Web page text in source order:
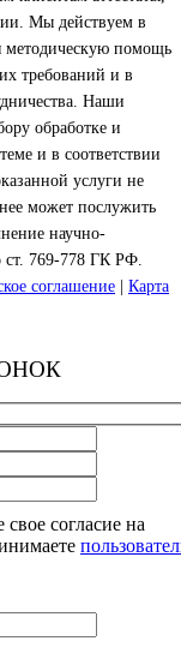
Мы действуем в
методическую помощь
требований и в
Наши
обработке и
и в соответствии
услуги не
может послужить
научно-
ст. 769-778 ГК РФ.
соглашение
Карта
согласие на